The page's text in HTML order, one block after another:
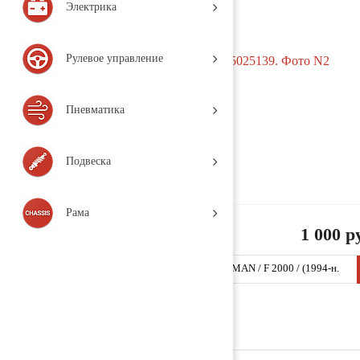
Электрика
Рулевое управление
Пневматика
Подвеска
Рама
1 000
Кронштейн глушителя 81155025139 (M171 / MAN / F 2000 / (1994-н.